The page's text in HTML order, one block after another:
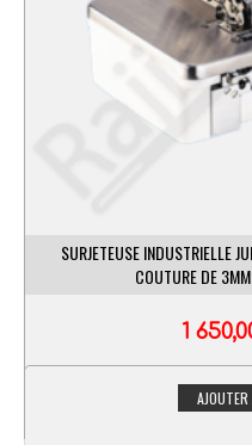
SURJETEUSE INDUSTRIELLE
COUTURE DE
1